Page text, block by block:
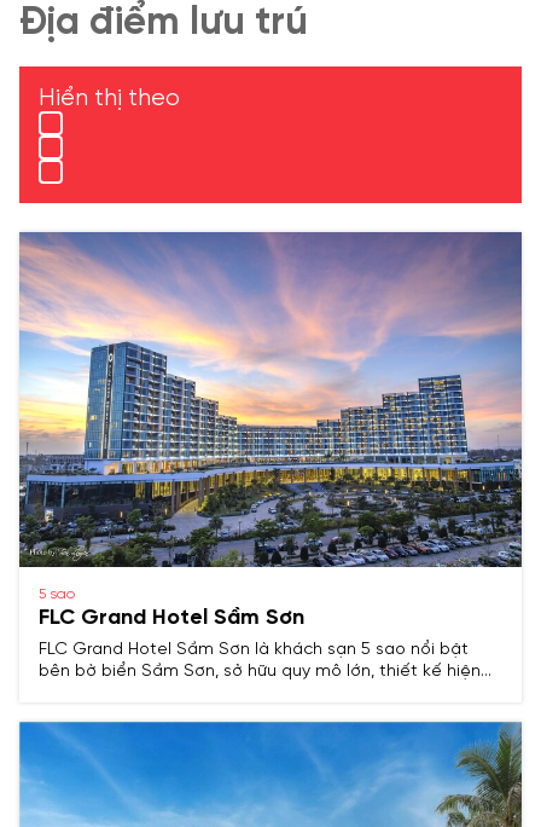
Địa điểm lưu trú
Hiển thị theo
5 sao
FLC Grand Hotel Sầm Sơn
FLC Grand Hotel Sầm Sơn là khách sạn 5 sao nổi bật
bên bờ biển Sầm Sơn, sở hữu quy mô lớn, thiết kế hiện